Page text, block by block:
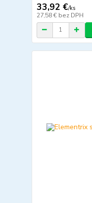
33,92 €/ks
27,58 € bez DPH